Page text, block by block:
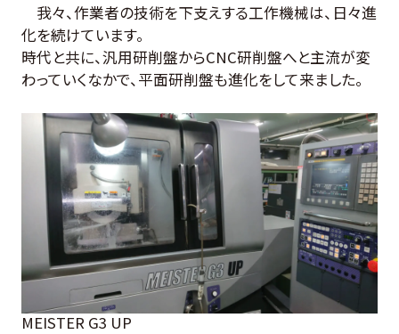
お客様の声
よくある質問
0274-62-1744
（平日：9:00 ~ 17:00)
オンライン工場見学
我々、作業者の技術を下支えする工作機械は、日々進
化を続けています。
時代と共に、汎用研削盤からCNC研削盤へと主流が変
わっていくなかで、平面研削盤も進化をして来ました。
MEISTER G3 UP